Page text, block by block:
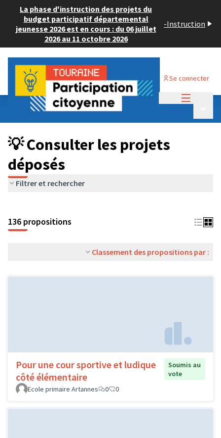
La phase d'instruction des projets du
budget participatif départemental
jeunesse 2026 est en cours : du 06 juillet
2026 au 11 octobre 2026
-Instruction
Se connecter
Budget Participatif JEUNESSE 2024
💡 Consulter les projets déposés
💡 Consulter les projets
déposés
Filtrer et rechercher
136 propositions
Classement des propositions par :
Pour une cour sportive et ludique
côté élémentaire
Soumis au
vote
Ecole primaire Artannes
0 0